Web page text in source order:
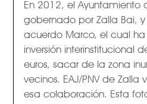
En 2012, el Ayuntamiento
gobernado por Zalla Bai, y
acuerdo Marco, el cual ha
inversión interinstitucional
euros, sacar de la zona
vecinos. EAJ/PNV de Zalla
esa colaboración. Esta